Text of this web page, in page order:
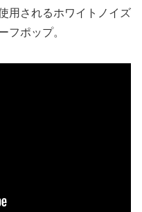
用されるホワイトノイズ
フポップ。